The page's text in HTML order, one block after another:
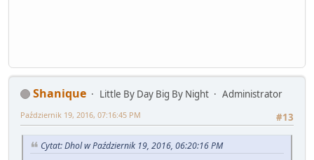
Shanique Little By Day Big By Night
Administrator
#13
Październik 19, 2016, 07:16:45 PM
Cytat: Dhol w Październik 19, 2016, 06:20:16 PM